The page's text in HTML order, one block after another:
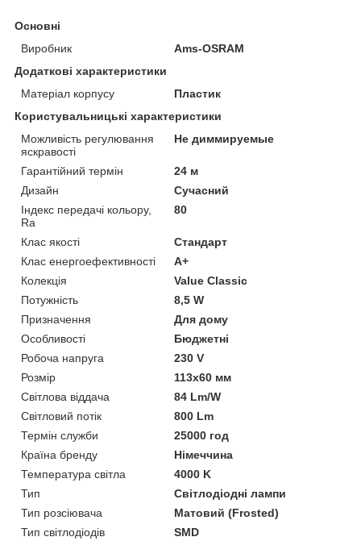
Основні
Виробник
Ams-OSRAM
Додаткові характеристики
Матеріал корпусу
Пластик
Користувальницькі характеристики
Можливість регулювання
яскравості
Не диммируемые
Гарантійний термін
24 м
Дизайн
Сучасний
Індекс передачі кольору,
Ra
80
Клас якості
Стандарт
Клас енергоефективності
A+
Колекція
Value Classic
Потужність
8,5 W
Призначення
Для дому
Особливості
Бюджетні
Робоча напруга
230 V
Розмір
113х60 мм
Світлова віддача
84 Lm/W
Світловий потік
800 Lm
Термін служби
25000 год
Країна бренду
Німеччина
Температура світла
4000 K
Тип
Світлодіодні лампи
Тип розсіювача
Матовий (Frosted)
Тип світлодіодів
SMD